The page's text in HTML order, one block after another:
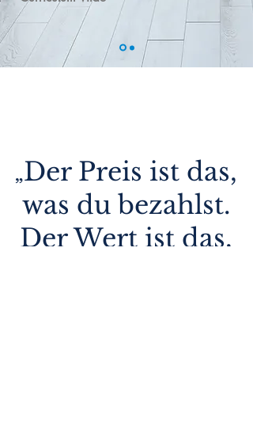
„Der Preis ist das,
was du bezahlst.
Der Wert ist das,